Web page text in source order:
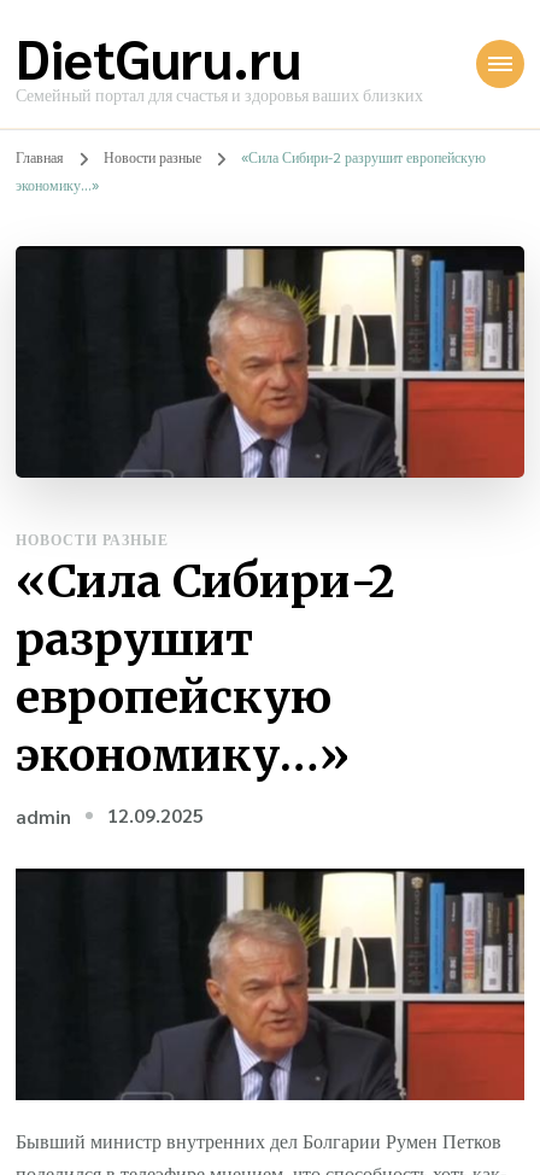
DietGuru.ru
Семейный портал для счастья и здоровья ваших близких
Главная Новости разные
«Сила Сибири-2 разрушит европейскую
экономику…»
НОВОСТИ РАЗНЫЕ
«Сила Сибири-2
разрушит
европейскую
экономику…»
admin 12.09.2025
Бывший министр внутренних дел Болгарии Румен Петков